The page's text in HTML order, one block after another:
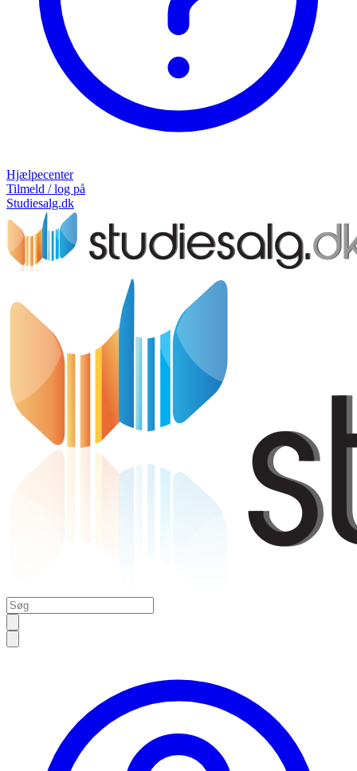
Hjælpecenter
Tilmeld / log på
Studiesalg.dk